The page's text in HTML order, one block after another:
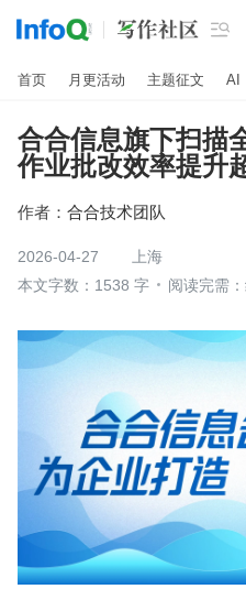

首页 月更活动 主题征文 AI
合合信息旗下扫描
作业批改效率提升
作者： 合合技术团队
2026-04-27
上海
本文字数：1538 字
阅读完需